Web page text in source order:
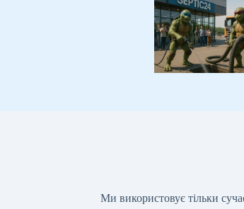
Ми використовує тільки